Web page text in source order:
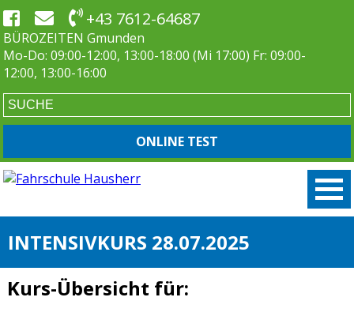
+43 7612-64687
BÜROZEITEN Gmunden
Mo-Do: 09:00-12:00, 13:00-18:00 (Mi 17:00) Fr: 09:00-
12:00, 13:00-16:00
ONLINE TEST
INTENSIVKURS 28.07.2025
Kurs-Übersicht für: